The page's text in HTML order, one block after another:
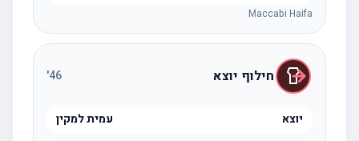
Maccabi Haifa
חילוף יוצא 46
'
יוצא עמית למקין